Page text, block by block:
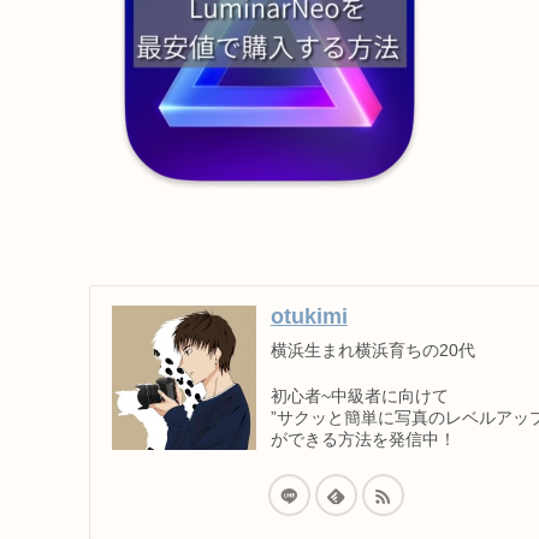
otukimi
横浜生まれ横浜育ちの20代
初心者~中級者に向けて
”サクッと簡単に写真のレベルアッ
ができる方法を発信中！